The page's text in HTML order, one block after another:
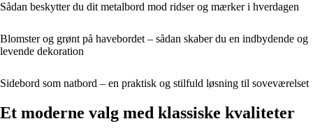
Sådan beskytter du dit metalbord mod ridser og mærker i hverdagen
Blomster og grønt på havebordet – sådan skaber du en indbydende og
levende dekoration
Sidebord som natbord – en praktisk og stilfuld løsning til soveværelset
Et moderne valg med klassiske kvaliteter